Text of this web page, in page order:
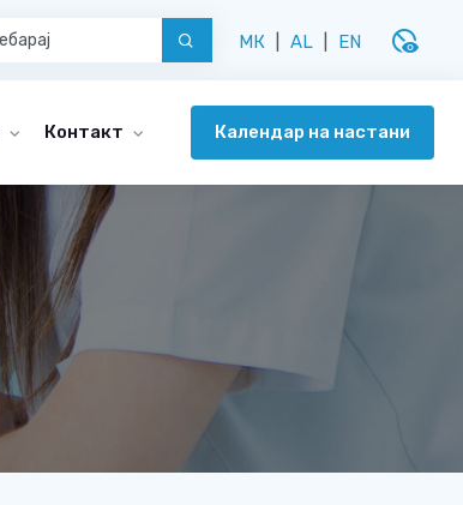
МК AL EN disabled_visible
Контакт Календар на настани